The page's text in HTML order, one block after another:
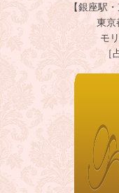
【銀座駅
東京
モ